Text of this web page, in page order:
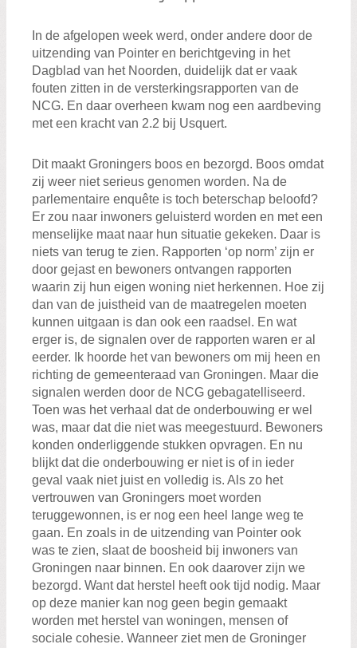
In de afgelopen week werd, onder andere door de
uitzending van Pointer en berichtgeving in het
Dagblad van het Noorden, duidelijk dat er vaak
fouten zitten in de versterkingsrapporten van de
NCG. En daar overheen kwam nog een aardbeving
met een kracht van 2.2 bij Usquert.
Dit maakt Groningers boos en bezorgd. Boos omdat
zij weer niet serieus genomen worden. Na de
parlementaire enquête is toch beterschap beloofd?
Er zou naar inwoners geluisterd worden en met een
menselijke maat naar hun situatie gekeken. Daar is
niets van terug te zien. Rapporten ‘op norm’ zijn er
door gejast en bewoners ontvangen rapporten
waarin zij hun eigen woning niet herkennen. Hoe zij
dan van de juistheid van de maatregelen moeten
kunnen uitgaan is dan ook een raadsel. En wat
erger is, de signalen over de rapporten waren er al
eerder. Ik hoorde het van bewoners om mij heen en
richting de gemeenteraad van Groningen. Maar die
signalen werden door de NCG gebagatelliseerd.
Toen was het verhaal dat de onderbouwing er wel
was, maar dat die niet was meegestuurd. Bewoners
konden onderliggende stukken opvragen. En nu
blijkt dat die onderbouwing er niet is of in ieder
geval vaak niet juist en volledig is. Als zo het
vertrouwen van Groningers moet worden
teruggewonnen, is er nog een heel lange weg te
gaan. En zoals in de uitzending van Pointer ook
was te zien, slaat de boosheid bij inwoners van
Groningen naar binnen. En ook daarover zijn we
bezorgd. Want dat herstel heeft ook tijd nodig. Maar
op deze manier kan nog geen begin gemaakt
worden met herstel van woningen, mensen of
sociale cohesie. Wanneer ziet men de Groninger